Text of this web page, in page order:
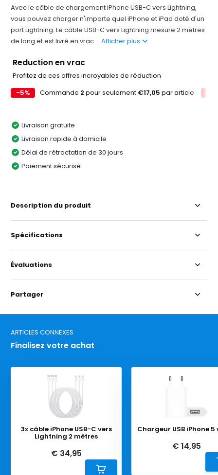
Avec le câble de chargement iPhone USB-C vers Lightning,
vous pouvez charger n'importe quel iPhone et iPad doté d'un
port Lightning. Le câble USB-C vers Lightning mesure 2 mètres
de long et est livré en vrac....Afficher plus
Reduction en vrac
Profitez de ces offres incroyables de réduction
-5%
Commande 2 pour seulement €17,05 par article
Livraison gratuite
Livraison rapide à domicile
Délai de rétractation de 30 jours
Paiement sécurisé
Description du produit
Spécifications
Évaluations
Partager
ARTICLES CONNEXES
Finalisez votre achat
3x câble iPhone USB-C vers
Lightning 2 mètres
€ 34,95
Chargeur USB iPhone
€ 14,95